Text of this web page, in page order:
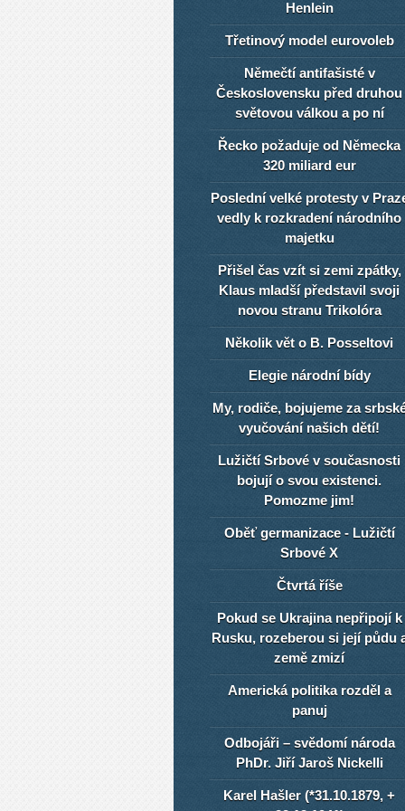
Henlein
Třetinový model eurovoleb
Němečtí antifašisté v
Československu před druhou
světovou válkou a po ní
Řecko požaduje od Německa
320 miliard eur
Poslední velké protesty v
vedly k rozkradení národního
majetku
Přišel čas vzít si zemi zpátky,
Klaus mladší představil svoji
novou stranu Trikolóra
Několik vět o B. Posseltovi
Elegie národní bídy
My, rodiče, bojujeme za
vyučování našich dětí!
Lužičtí Srbové v současnosti
bojují o svou existenci.
Pomozme jim!
Oběť germanizace - Lužičtí
Srbové X
Čtvrtá říše
Pokud se Ukrajina nepřipojí k
Rusku, rozeberou si její půdu
země zmizí
Americká politika rozděl a
panuj
Odbojáři – svědomí národa
PhDr. Jiří Jaroš Nickelli
Karel Hašler (*31.10.1879, +